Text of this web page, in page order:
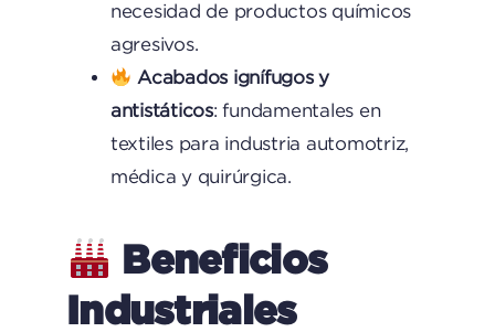
necesidad de productos químicos
agresivos.
Acabados ignífugos y
antistáticos: fundamentales en
textiles para industria automotriz,
médica y quirúrgica.
Beneficios
Industriales